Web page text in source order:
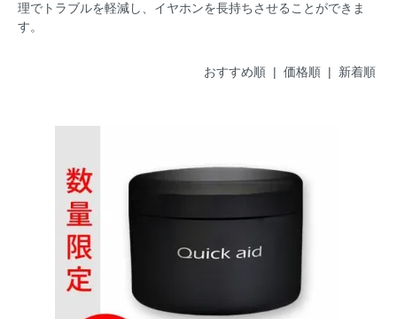
理でトラブルを軽減し、イヤホンを長持ちさせることができま
す。
おすすめ順| 価格順 | 新着順